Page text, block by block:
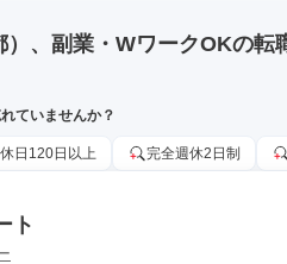
）、副業・WワークOKの転
ていませんか？
日120日以上 完全週休2日制
ト